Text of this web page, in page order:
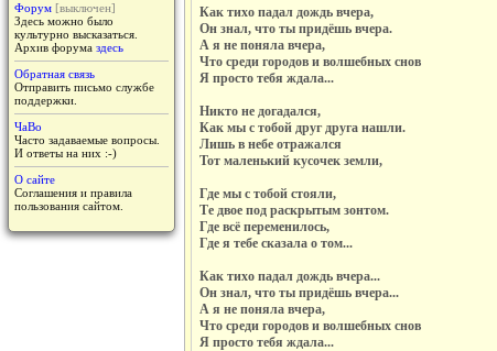
Форум [выключен]
Здесь можно было
культурно высказаться.
Архив форума здесь
Обратная связь
Отправить письмо службе
поддержки.
ЧаВо
Часто задаваемые вопросы.
И ответы на них :-)
О сайте
Соглашения и правила
пользования сайтом.
Как тихо падал дождь вчера,
Он знал, что ты придёшь вчера.
А я не поняла вчера,
Что среди городов и волшебных снов
Я просто тебя ждала...
Никто не догадался,
Как мы с тобой друг друга нашли.
Лишь в небе отражался
Тот маленький кусочек земли,
Где мы с тобой стояли,
Те двое под раскрытым зонтом.
Где всё переменилось,
Где я тебе сказала о том...
Как тихо падал дождь вчера...
Он знал, что ты придёшь вчера...
А я не поняла вчера,
Что среди городов и волшебных снов
Я просто тебя ждала...